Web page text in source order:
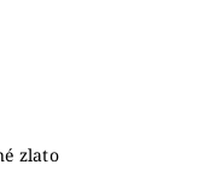
zlato